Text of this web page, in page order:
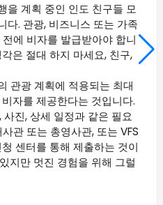
을 계획 중인 인도 친구들 모
다. 관광, 비즈니스 또는 가족
에 비자를 발급받아야 합니
은 절대 하지 마세요, 친구,
관광 계획에 적용되는 최대
자를 제공한다는 것입니다.
진, 상세 일정과 같은 필요
관 또는 총영사관, 또는 VFS
센터를 통해 제출하는 것이
지만 멋진 경험을 위해 그럴